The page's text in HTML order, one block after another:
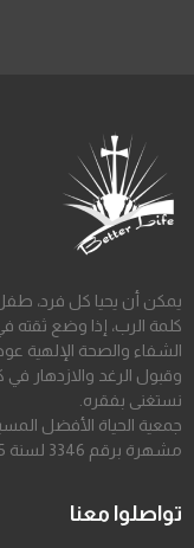
يمكن أن يحيا كل فرد، طفل
كلمة الرب، إذا وضع
الشفاء والصحة الإلهية
وقبول الرغد والازدهار
نستغنى بفقره.
جمعية الحياة الأفضل
مشهرة برقم 3346 لسنة 1985 م
تواصلوا معنا